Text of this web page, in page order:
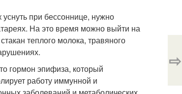
при бессоннице, нужно
На это время можно выйти на
теплого молока, травяного
гормон эпифиза, который
работу иммунной и
⇨